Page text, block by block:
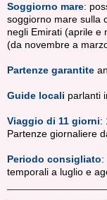
Soggiorno mare:
soggiorno mare sulla
negli Emirati (aprile e
(da novembre a
Partenze garantite
Guide locali parlanti
Viaggio di 11 giorni:
Partenze giornaliere
Periodo consigliato:
temporali a luglio e